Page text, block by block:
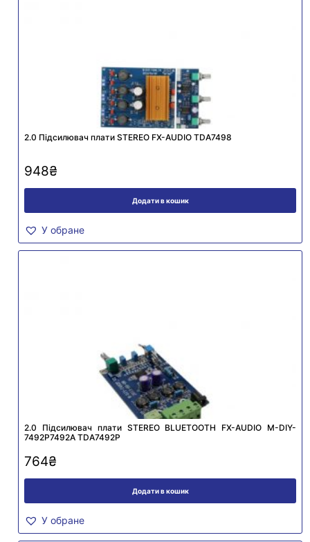
2.0 Підсилювач плати STEREO FX-AUDIO TDA7498
948₴
Додати в кошик
У обране
2.0 Підсилювач плати STEREO BLUETOOTH FX-AUDIO M-DIY-
7492P7492A TDA7492P
764₴
Додати в кошик
У обране